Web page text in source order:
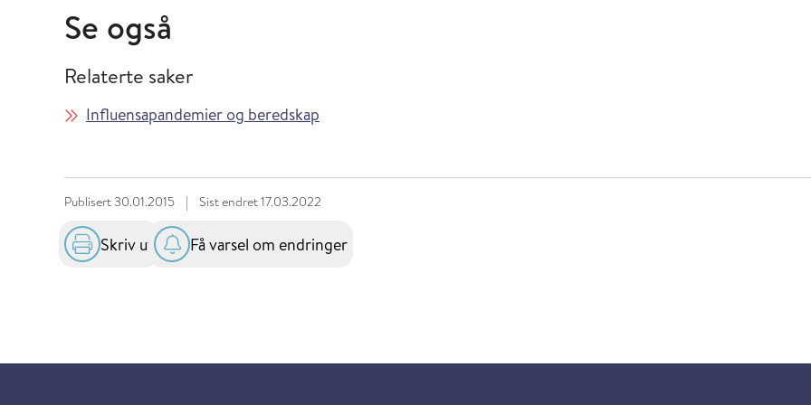
Se også
Relaterte saker
Influensapandemier og beredskap
Publisert 30.01.2015 | Sist endret17.03.2022
Skriv ut Få varsel om endringer